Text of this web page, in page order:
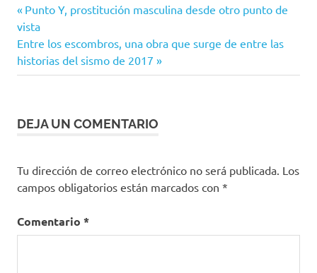
For
One
Bakugo
Cinepolis
Academia
: Heroes :
Navegación
de
entradas
Entrada
anterior:
Punto Y, prostitución masculina desde otro punto de
vista
Siguiente
entrada:
Entre los escombros, una obra que surge de entre las
historias del sismo de 2017
DEJA UN COMENTARIO
Tu dirección de correo electrónico no será publicada. Los
campos obligatorios están marcados con *
Comentario *